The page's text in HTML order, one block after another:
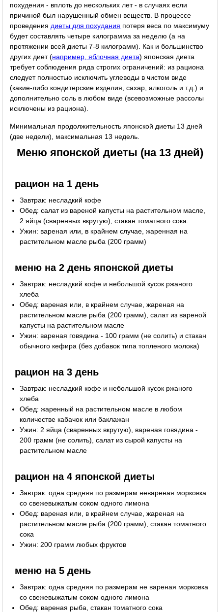
похудения - вплоть до нескольких лет - в случаях если
причиной был нарушенный обмен веществ. В процессе
проведения диеты для похудания потеря веса по максимуму
будет составлять четыре килограмма за неделю (а на
протяжении всей диеты 7-8 килограмм). Как и большинство
других диет (например, яблочная диета) японская диета
требует соблюдения ряда строгих ограничений: из рациона
следует полностью исключить углеводы в чистом виде
(какие-либо кондитерские изделия, сахар, алкоголь и т.д.) и
дополнительно соль в любом виде (всевозможные рассолы
исключены из рациона).
Минимальная продолжительность японской диеты 13 дней
(две недели), максимальная 13 недель.
Меню японской диеты (на 13 дней)
рацион на 1 день
Завтрак: несладкий кофе
Обед: салат из вареной капусты на растительном масле,
2 яйца (сваренных вкрутую), стакан томатного сока.
Ужин: вареная или, в крайнем случае, жаренная на
растительном масле рыба (200 грамм)
меню на 2 день японской диеты
Завтрак: несладкий кофе и небольшой кусок ржаного
хлеба
Обед: вареная или, в крайнем случае, жареная на
растительном масле рыба (200 грамм), салат из вареной
капусты на растительном масле
Ужин: вареная говядина - 100 грамм (не солить) и стакан
обычного кефира (без добавок типа топленого молока)
рацион на 3 день
Завтрак: несладкий кофе и небольшой кусок ржаного
хлеба
Обед: жаренный на растительном масле в любом
количестве кабачок или баклажан
Ужин: 2 яйца (сваренных вкрутую), вареная говядина -
200 грамм (не солить), салат из сырой капусты на
растительном масле
рацион на 4 японской диеты
Завтрак: одна средняя по размерам невареная морковка
со свежевыжатым соком одного лимона
Обед: вареная или, в крайнем случае, жареная на
растительном масле рыба (200 грамм), стакан томатного
сока
Ужин: 200 грамм любых фруктов
меню на 5 день
Завтрак: одна средняя по размерам не вареная морковка
со свежевыжатым соком одного лимона
Обед: вареная рыба, стакан томатного сока